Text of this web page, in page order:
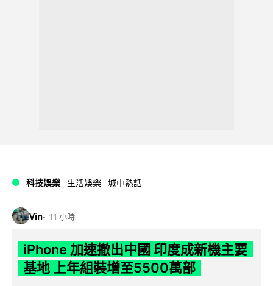
科技娛樂 生活娛樂 城中熱話
Vin 11 小時
iPhone 加速撤出中國 印度成新機主要
基地 上年組裝增至5500萬部